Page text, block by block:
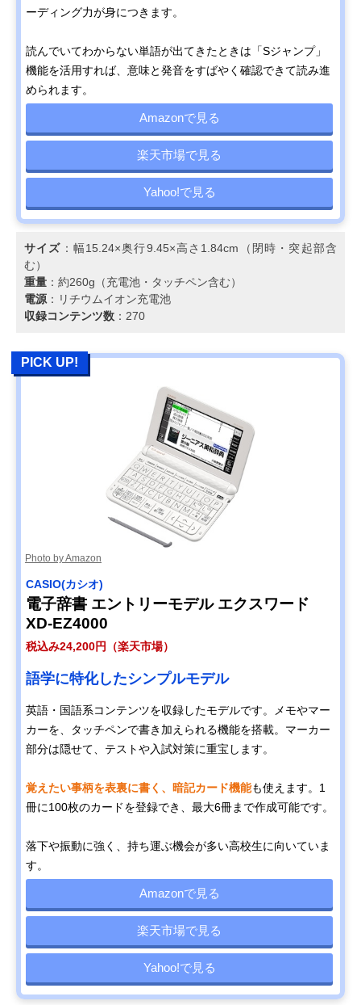
ーディング力が身につきます。
読んでいてわからない単語が出てきたときは「Sジャンプ」
機能を活用すれば、意味と発音をすばやく確認できて読み進
められます。
Amazonで見る
楽天市場で見る
Yahoo!で見る
サイズ ：幅15.24×奥行9.45×高さ1.84cm（閉時・突起部含
む）
重量 ：約260g（充電池・タッチペン含む）
電源 ：リチウムイオン充電池
収録コンテンツ数 ：270
PICK UP!
Photo by Amazon
CASIO(カシオ)
電子辞書 エントリーモデル エクスワード
XD-EZ4000
税込み24,200円（楽天市場）
語学に特化したシンプルモデル
英語・国語系コンテンツを収録したモデルです。メモやマー
カーを、タッチペンで書き加えられる機能を搭載。マーカー
部分は隠せて、テストや入試対策に重宝します。
覚えたい事柄を表裏に書く、暗記カード機能も使えます。1
冊に100枚のカードを登録でき、最大6冊まで作成可能です。
落下や振動に強く、持ち運ぶ機会が多い高校生に向いていま
す。
Amazonで見る
楽天市場で見る
Yahoo!で見る